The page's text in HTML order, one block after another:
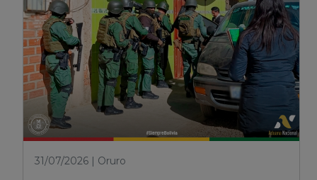
31/07/2026 | Oruro